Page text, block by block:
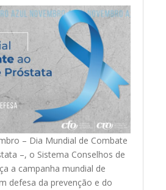
– Dia Mundial de Combate
–, o Sistema Conselhos de
a campanha mundial de
defesa da prevenção e do